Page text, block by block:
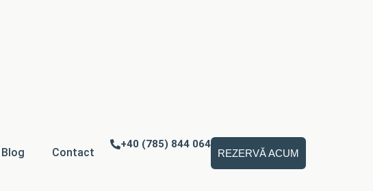
Blog Contact
+40 (785) 844 064
REZERVĂ ACUM